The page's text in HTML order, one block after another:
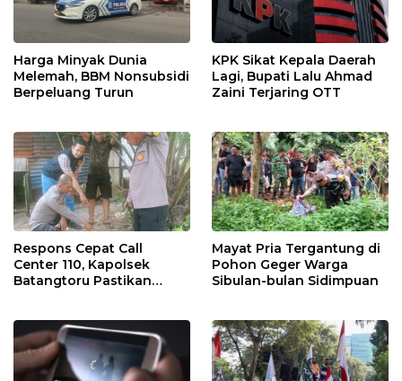
Harga Minyak Dunia
Melemah, BBM Nonsubsidi
Berpeluang Turun
KPK Sikat Kepala Daerah
Lagi, Bupati Lalu Ahmad
Zaini Terjaring OTT
Respons Cepat Call
Center 110, Kapolsek
Batangtoru Pastikan
Mayat Pria Tergantung di
Pohon Geger Warga
Sibulan-bulan Sidimpuan